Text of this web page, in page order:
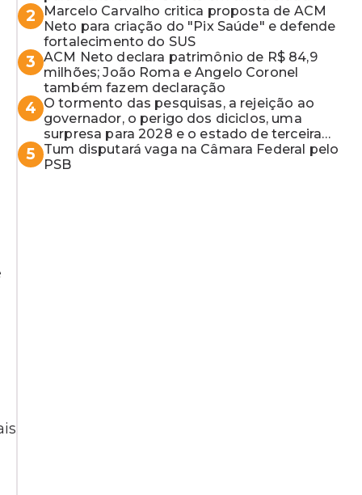
2
Marcelo Carvalho critica proposta de ACM
Neto para criação do "Pix Saúde" e defende
fortalecimento do SUS
3 ACM Neto declara patrimônio de R$ 84,9
milhões; João Roma e Angelo Coronel
também fazem declaração
4 O tormento das pesquisas, a rejeição ao
governador, o perigo dos diciclos, uma
surpresa para 2028 e o estado de terceira
guerra mundial
5
Tum disputará vaga na Câmara Federal pelo
PSB